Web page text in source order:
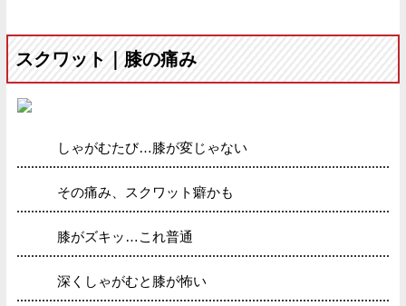
スクワット｜膝の痛み
しゃがむたび…膝が変じゃない
その痛み、スクワット癖かも
膝がズキッ…これ普通
深くしゃがむと膝が怖い